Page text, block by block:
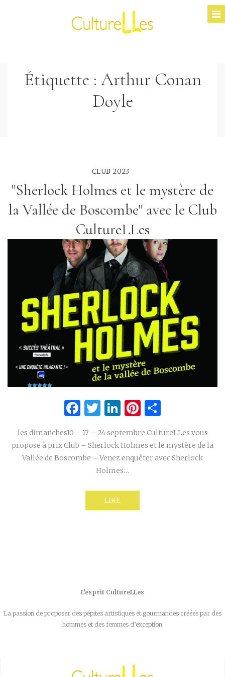
Étiquette : Arthur Conan
Doyle
CLUB 2023
"Sherlock Holmes et le mystère de
la Vallée de Boscombe" avec le Club
CultureLLes
Facebook
Twitter
LinkedIn
Pinterest
les dimanches10 – 17 – 24 septembre CultureLLes vous
propose à prix Club – Sherlock Holmes et le mystère de la
Vallée de Boscombe – Venez enquêter avec Sherlock
Holmes…
LIRE
L’esprit CultureLLes
La passion de proposer des pépites artistiques et gourmandes créées par des
hommes et des femmes d’exception.